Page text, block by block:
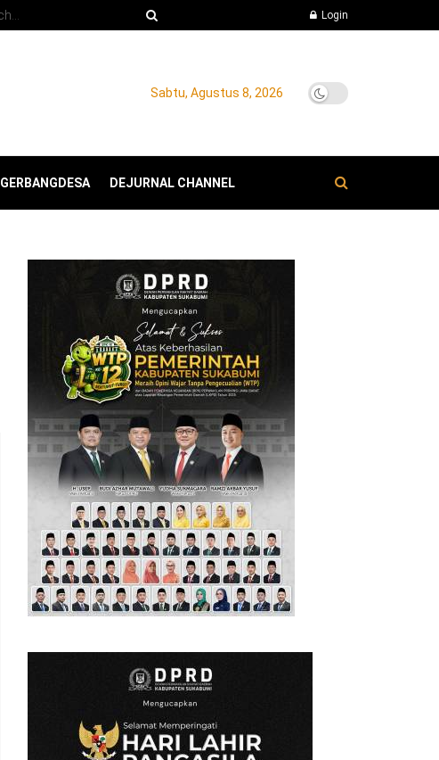
Login
Sabtu, Agustus 8, 2026
GERBANGDESA DEJURNAL CHANNEL